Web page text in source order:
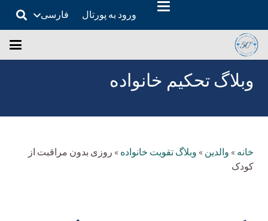
ورود به پورتال فارسی
وبلاگ تحکیم خانواده
خانه » والدین » وبلاگ تقویت خانواده » روزی بدون مراقبت از
کودک